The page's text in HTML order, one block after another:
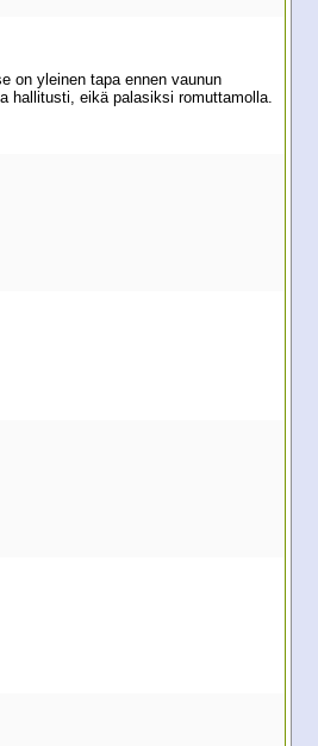
on yleinen tapa ennen vaunun
hallitusti, eikä palasiksi romuttamolla.